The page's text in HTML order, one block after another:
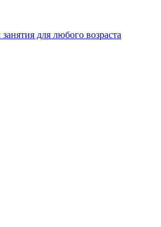
для любого возраста